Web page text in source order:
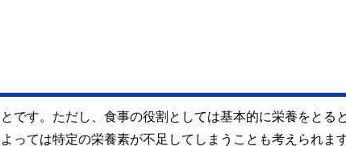
です。ただし、食事の役割としては基本的に栄養をとる
っては特定の栄養素が不足してしまうことも考えられま